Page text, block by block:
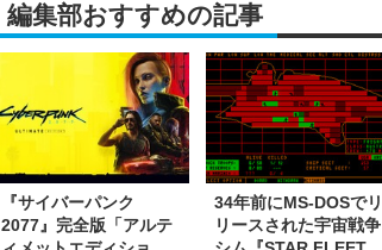
編集部おすすめの記事
『サイバーパンク
2077』完全版「アルテ
34年前にMS-DOSでリ
リースされた宇宙戦争